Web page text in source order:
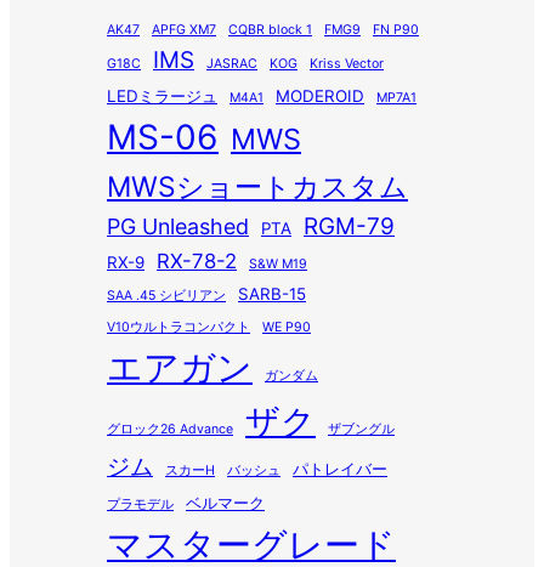
AK47 APFG XM7 CQBR block 1 FMG9 FN P90
G18C IMS JASRAC KOG Kriss Vector
LEDミラージュ M4A1 MODEROID MP7A1
MS-06 MWS
MWSショートカスタム
PG Unleashed PTA RGM-79
RX-9 RX-78-2
S&W M19
SAA .45 シビリアン
SARB-15
V10ウルトラコンパクト WE P90
エアガン ガンダム
グロック26 Advance ザク ザブングル
ジム スカーH バッシュ パトレイバー
プラモデル ベルマーク
マスターグレード